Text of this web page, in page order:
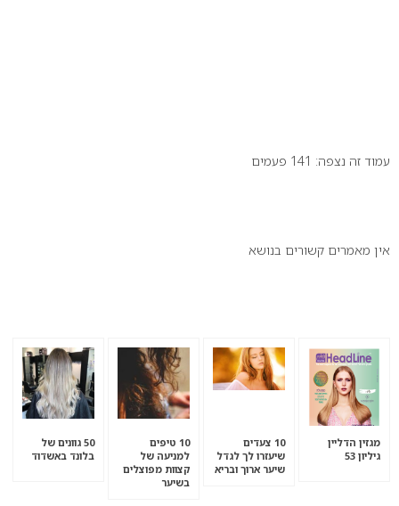
עמוד זה נצפה: 141 פעמים
אין מאמרים קשורים בנושא
מגזין הדליין
גיליון 53
10 צעדים
שיעזרו לך לגדל
שיער ארוך ובריא
10 טיפים
למניעה של
קצוות מפוצלים
בשיער
50 גוונים של
בלונד באשדוד